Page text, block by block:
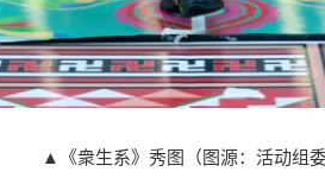
▲《衆生系》秀图（图源：活动组